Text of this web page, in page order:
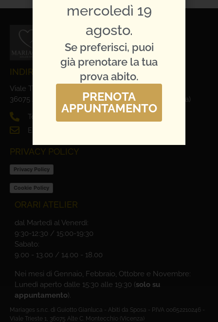
INDIRIZZO E CONTATTI
Viale Trieste, 1
36075 Alte Ceccato di Montecchio Maggiore (Vicenza)
Tel. 0444 698321
Email: info@mariages.it
PRIVACY POLICY
Privacy Policy
Cookie Policy
ORARI ATELIER
dal Martedì al Venerdì:
9:30-12:30 / 15:00-19:30
Sabato:
9.00 - 13.00 / 14.00 - 18.00
Nei mesi di Gennaio, Febbraio, Ottobre e Novembre:
Lunedì aperto dalle 15:30 alle 19:30 (solo su
appuntamento).
Mariages s.n.c. di Guiotto Gianluca - Abiti da Sposa - P.IVA 00652210246 -
Viale Trieste 1, 36075 Alte C. Montecchio (Vicenza)
mercoledì 19
agosto.
Se preferisci, puoi
già prenotare la tua
prova abito.
PRENOTA
APPUNTAMENTO